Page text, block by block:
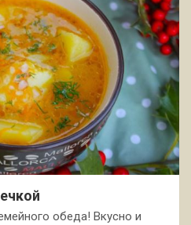
обеда! Вкусно и